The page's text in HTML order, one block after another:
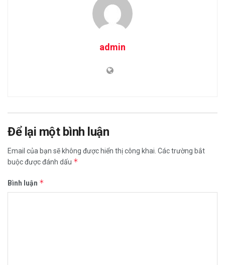
admin
Để lại một bình luận
Email của bạn sẽ không được hiển thị công khai. Các trường bắt
buộc được đánh dấu *
Bình luận *